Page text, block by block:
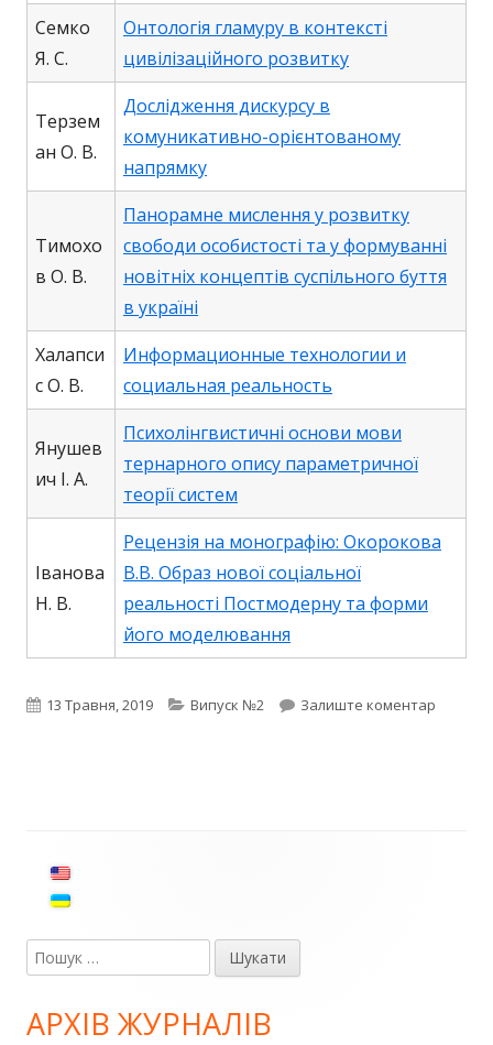
Семко
Я. С.
Онтологія гламуру в контексті
цивілізаційного розвитку
Терзем
ан О. В.
Дослідження дискурсу в
комуникативно-орієнтованому
напрямку
Тимохо
в О. В.
Панорамне мислення у розвитку
свободи особистості та у формуванні
новітніх концептів суспільного буття
в україні
Халапси
с О. В.
Информационные технологии и
социальная реальность
Янушев
ич І. А.
Психолінгвистичні основи мови
тернарного опису параметричної
теорії систем
Іванова
Н. В.
Рецензія на монографію: Окорокова
В.В. Образ нової соціальної
реальності Постмодерну та форми
його моделювання
Опубліковано
13 Травня, 2019 Категорії
Випуск №2 Залиште коментар
Головний
Пошук:
АРХІВ ЖУРНАЛІВ